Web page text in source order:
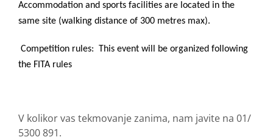
Accommodation and sports facilities are located in the
same site (walking distance of 300 metres max).
Competition rules: This event will be organized following
the FITA rules
V kolikor vas tekmovanje zanima, nam javite na 01/
5300 891.